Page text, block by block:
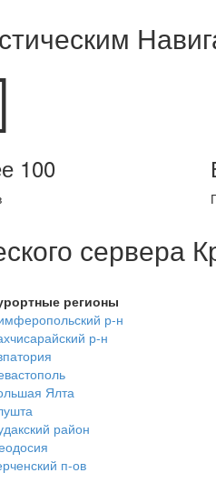
100
сервера
регионы
р-н
р-н
Ялта
район
п-ов